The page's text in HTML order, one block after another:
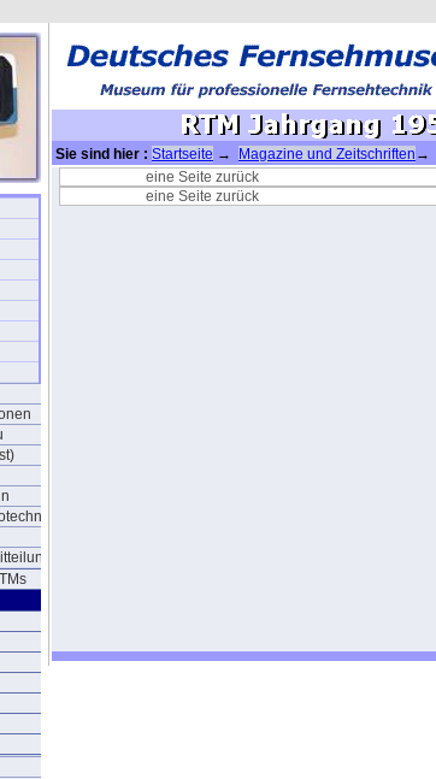
Sie sind hier : Startseite → Magazine und Zeitschriften →
Jahrgang 1955eine Seite zurück
eine Seite zurück